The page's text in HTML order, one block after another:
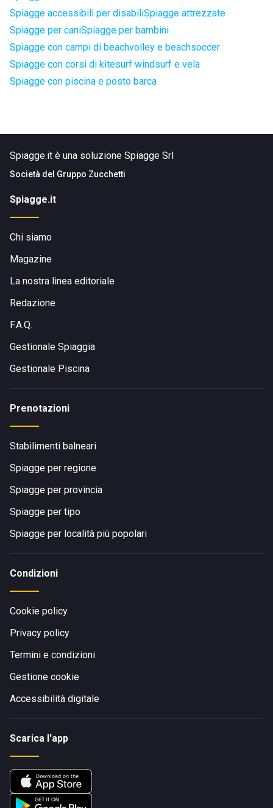
Spiagge accessibili per disabiliSpiagge attrezzate
Spiagge per caniSpiagge per bambini
Spiagge con campi di beachvolley e beachsoccer
Spiagge con corsi di kitesurf windsurf e vela
Spiagge con piscina e posto barca
Spiagge.it è una soluzione Spiagge Srl
Società del Gruppo Zucchetti
Spiagge.it
Chi siamo
Magazine
La nostra linea editoriale
Redazione
F.A.Q.
Gestionale Spiaggia
Gestionale Piscina
Prenotazioni
Stabilimenti balneari
Spiagge per regione
Spiagge per provincia
Spiagge per tipo
Spiagge per località più popolari
Condizioni
Cookie policy
Privacy policy
Termini e condizioni
Gestione cookie
Accessibilità digitale
Scarica l'app